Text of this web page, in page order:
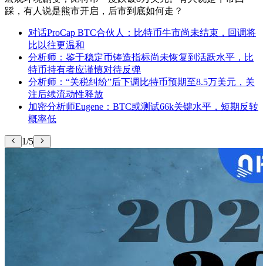
踩，有人说是熊市开启，后市到底如何走？
对话ProCap BTC合伙人：比特币牛市尚未结束，回调将
比以往更温和
分析师：鉴于稳定币铸造指标尚未恢复到活跃水平，比
特币持有者应谨慎对待反弹
分析师：“关税纠纷”后下调比特币预期至8.5万美元，关
注后续流动性释放
加密分析师Eugene：BTC或测试66k关键水平，短期反转
概率低
1/5